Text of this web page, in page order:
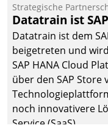
Strategische
Datatrain ist
Datatrain ist dem
beigetreten und
SAP HANA Cloud
über den SAP Store
noch innovativere
Service (SaaS).